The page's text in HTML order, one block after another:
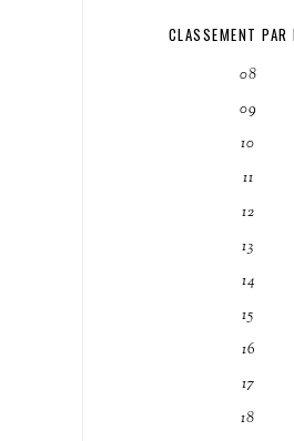
CLASSEMENT PAR
08
09
10
11
12
13
14
15
16
17
18